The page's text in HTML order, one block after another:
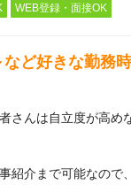
WEB登録・面接OK
ど好きな勤務
さんは自立度が高め
紹介まで可能なので